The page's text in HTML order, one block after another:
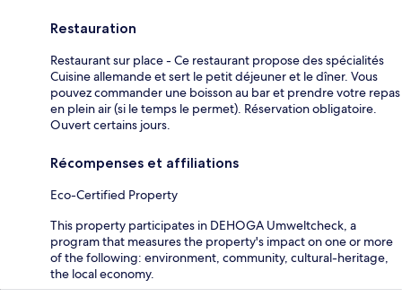
Restauration
Restaurant sur place - Ce restaurant propose des spécialités
Cuisine allemande et sert le petit déjeuner et le dîner. Vous
pouvez commander une boisson au bar et prendre votre repas
en plein air (si le temps le permet). Réservation obligatoire.
Ouvert certains jours.
Récompenses et affiliations
Eco-Certified Property
This property participates in DEHOGA Umweltcheck, a
program that measures the property's impact on one or more
of the following: environment, community, cultural-heritage,
the local economy.